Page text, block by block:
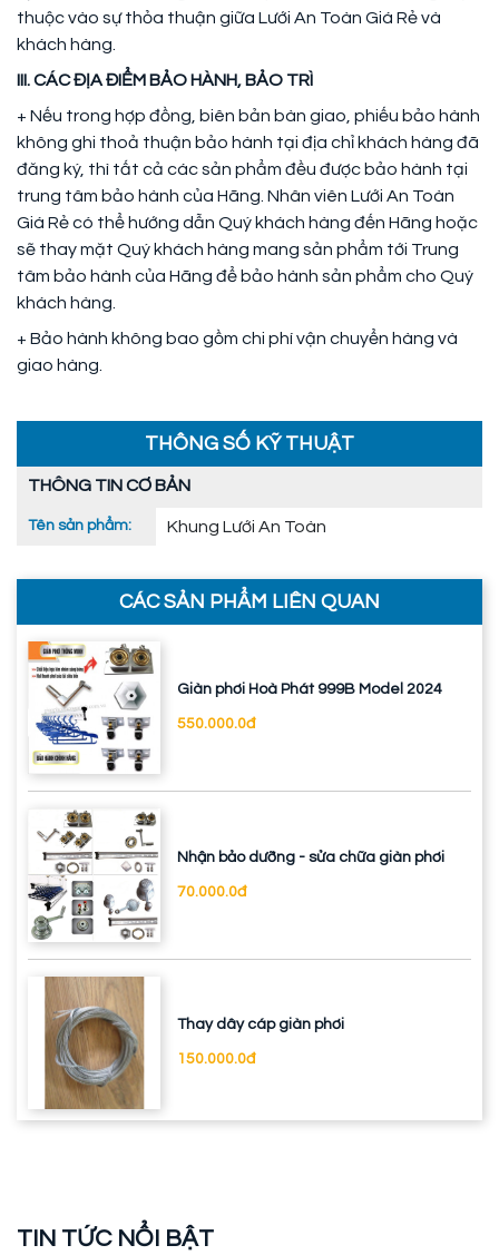
thuộc vào sự thỏa thuận giữa Lưới An Toàn Giá Rẻ và
khách hàng.
III. CÁC ĐỊA ĐIỂM BẢO HÀNH, BẢO TRÌ
+ Nếu trong hợp đồng, biên bản bàn giao, phiếu bảo hành
không ghi thoả thuận bảo hành tại địa chỉ khách hàng đã
đăng ký, thì tất cả các sản phẩm đều được bảo hành tại
trung tâm bảo hành của Hãng. Nhân viên Lưới An Toàn
Giá Rẻ có thể hướng dẫn Quý khách hàng đến Hãng hoặc
sẽ thay mặt Quý khách hàng mang sản phẩm tới Trung
tâm bảo hành của Hãng để bảo hành sản phẩm cho Quý
khách hàng.
+ Bảo hành không bao gồm chi phí vận chuyển hàng và
giao hàng.
THÔNG SỐ KỸ THUẬT
THÔNG TIN CƠ BẢN
Tên sản phẩm: Khung Lưới An Toàn
CÁC SẢN PHẨM LIÊN QUAN
Giàn phơi Hoà Phát 999B Model 2024
550.000.0đ
Nhận bảo dưỡng - sửa chữa giàn phơi
70.000.0đ
Thay dây cáp giàn phơi
150.000.0đ
TIN TỨC NỔI BẬT